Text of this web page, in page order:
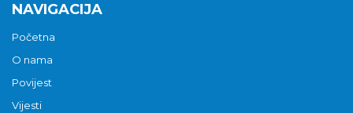
NAVIGACIJA
Početna
O nama
Povijest
Vijesti